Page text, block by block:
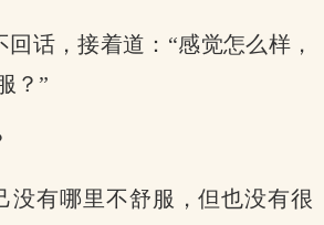
回话，接着道：“感觉怎么样，
？”
没有哪里不舒服，但也没有很